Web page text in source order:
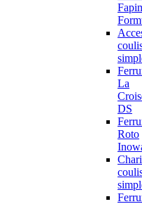
La
DS
Roto